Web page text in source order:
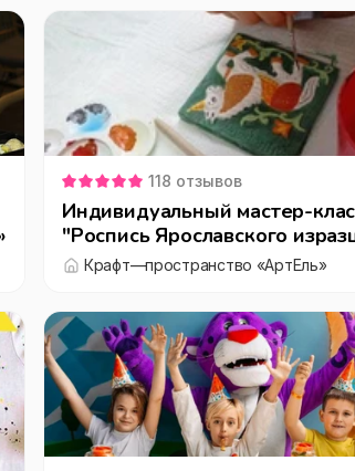
118 отзывов
Индивидуальный мастер-
"Роспись Ярославского
Крафт—пространство «АртЕль»